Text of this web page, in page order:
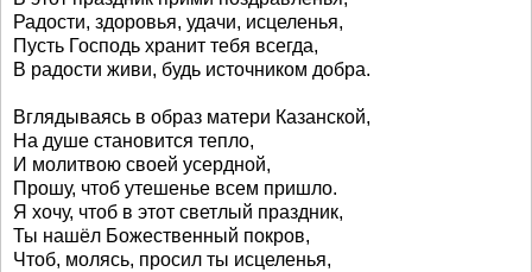
Радости, здоровья, удачи, исцеленья,
Пусть Господь хранит тебя всегда,
В радости живи, будь источником добра.
Вглядываясь в образ матери Казанской,
На душе становится тепло,
И молитвою своей усердной,
Прошу, чтоб утешенье всем пришло.
Я хочу, чтоб в этот светлый праздник,
Ты нашёл Божественный покров,
Чтоб, молясь, просил ты исцеленья,